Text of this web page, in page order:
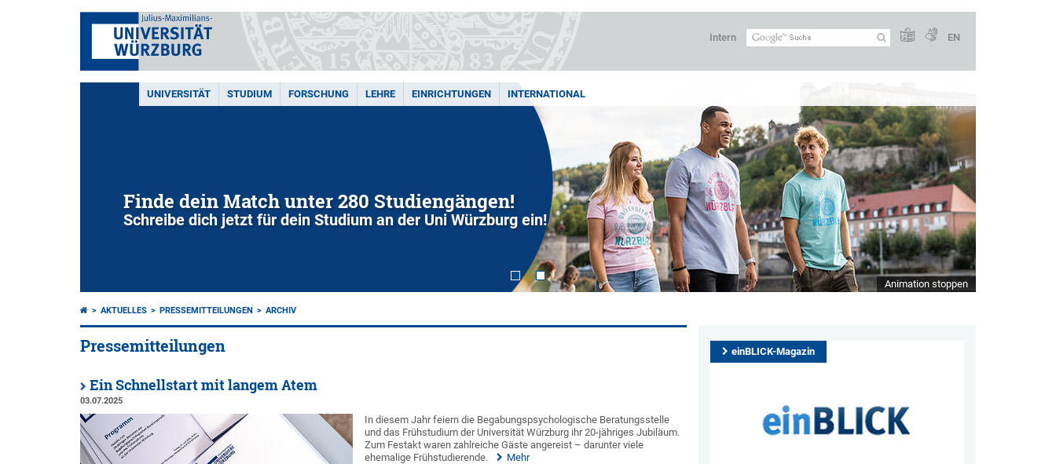
Intern EN
UNIVERSITÄT STUDIUM FORSCHUNG LEHRE EINRICHTUNGEN INTERNATIONAL
Finde dein Match unter 280 Studiengängen!
Schreibe dich jetzt für dein Studium an der Uni Würzburg ein!
Animation stoppen
AKTUELLES PRESSEMITTEILUNGEN ARCHIV
Pressemitteilungen
Ein Schnellstart mit langem Atem
03.07.2025
In diesem Jahr feiern die Begabungspsychologische Beratungsstelle
und das Frühstudium der Universität Würzburg ihr 20-jähriges Jubiläum.
Zum Festakt waren zahlreiche Gäste angereist – darunter viele
ehemalige Frühstudierende.
Mehr
einBLICK-Magazin